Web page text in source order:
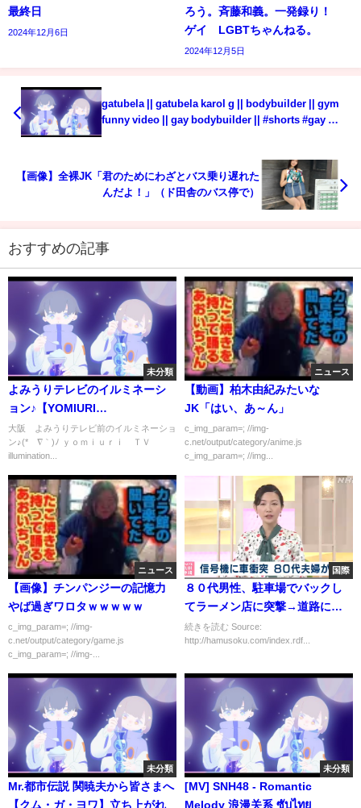
最終日
2024年12月6日
ろう。斉藤和義。一発録り！
ゲイ LGBTちゃんねる。
2024年12月5日
gatubela || gatubela karol g || bodybuilder || gym
funny video || gay bodybuilder || #shorts #gay 💪
【画像】全裸JK「君のためにわざとバス乗り遅れた
んだよ！」（ド田舎のバス停で）
おすすめの記事
未分類
よみうりテレビのイルミネーシ
ョン♪【YOMIURI
TELECASTING
CORPORATION winter
大阪 よみうりテレビ前のイルミネーショ
ン♪(*´∇｀)ﾉ ｙｏｍｉｕｒｉ ＴＶ
illumination...
ニュース
【動画】柏木由紀みたいな
JK「はい、あ～ん」
c_img_param=; //img-
c.net/output/category/anime.js
c_img_param=; //img...
ニュース
【画像】チンパンジーの記憶力
やば過ぎワロタｗｗｗｗｗ
c_img_param=; //img-
c.net/output/category/game.js
c_img_param=; //img-...
国際
８０代男性、駐車場でバックし
てラーメン店に突撃→道路に飛
び出し乗用車に接触し信号機に
衝突し死亡・・・同乗していた
続きを読む Source:
http://hamusoku.com/index.rdf...
未分類
Mr.都市伝説 関暁夫から皆さまへ
【クム・ガ・ヨワ】立ち上がれ
未分類
[MV] SNH48 - Romantic
Melody 浪漫关系 ซับไทย